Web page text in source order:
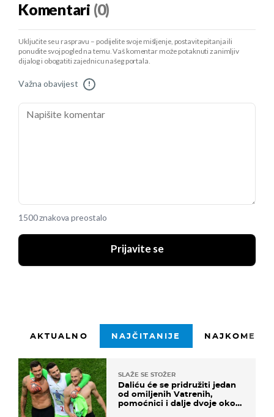
Komentari (0)
Uključite se u raspravu – podijelite svoje mišljenje, postavite pitanja ili
ponudite svoj pogled na temu. Vaš komentar može potaknuti zanimljiv
dijalog i obogatiti zajednicu našeg portala.
Važna obavijest !
1500 znakova preostalo
Prijavite se
AKTUALNO NAJČITANIJE
SLAŽE SE STOŽER
Daliću će se pridružiti jedan
od omiljenih Vatrenih,
pomoćnici i dalje dvoje oko